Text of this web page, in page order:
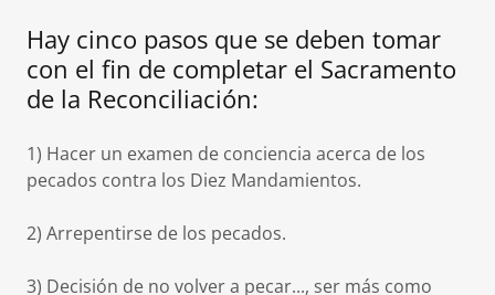
Hay cinco pasos que se deben tomar
con el fin de completar el Sacramento
de la Reconciliación:
1) Hacer un examen de conciencia acerca de los
pecados contra los Diez Mandamientos.
2) Arrepentirse de los pecados.
3) Decisión de no volver a pecar..., ser más como